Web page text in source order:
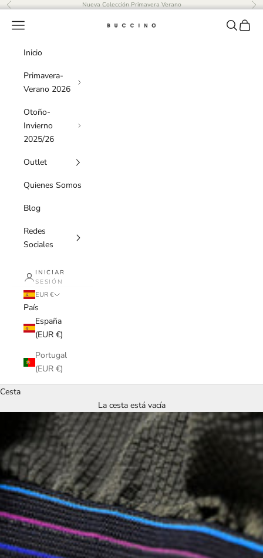
Ir al contenido
Anterior Nueva Colección Primavera Verano
Buccino
Menú Buscar
Cesta
Inicio
Primavera-
Verano 2026
Otoño-
Invierno
2025/26
Outlet
Quienes Somos
Blog
Redes
Sociales
INICIAR
SESIÓN
EUR €
País
España
(EUR €)
Portugal
(EUR €)
Cesta
La cesta está vacía